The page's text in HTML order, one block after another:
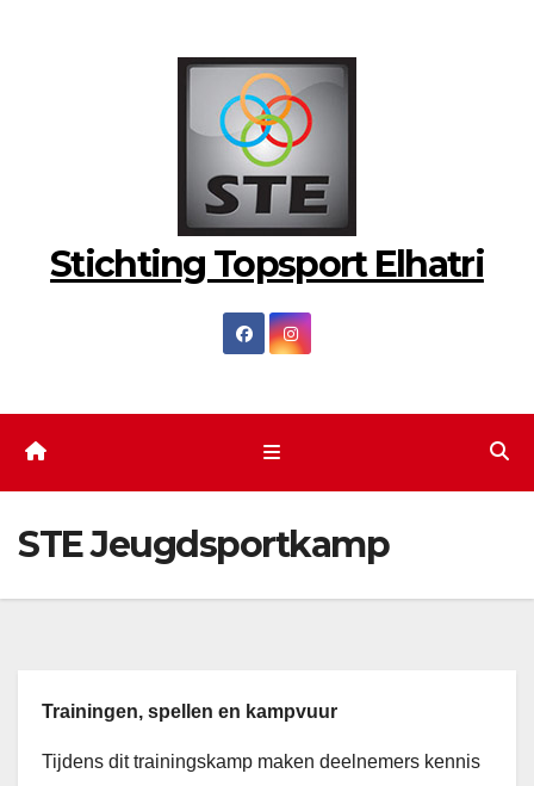
Stichting Topsport Elhatri
STE Jeugdsportkamp
Trainingen, spellen en kampvuur
Tijdens dit trainingskamp maken deelnemers kennis